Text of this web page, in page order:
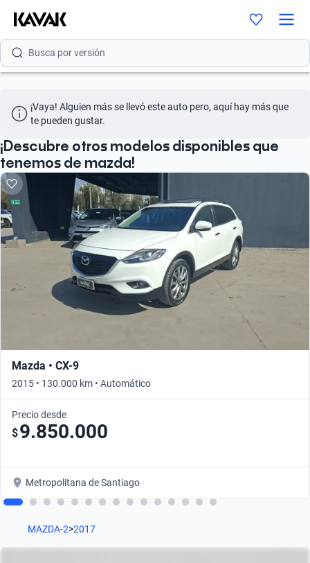
Busca por modelo
Busca por versión
Busca por marca
Busca por modelo
Busca por versión
Busca por año
¡Vaya! Alguien más se llevó este auto pero, aquí hay más que
te pueden gustar.
¡Descubre otros modelos disponibles que
tenemos de mazda!
Mazda • CX-9
2015 • 130.000 km • Automático
Precio desde
$9.850.000
Metropolitana de Santiago
MAZDA-2>2017